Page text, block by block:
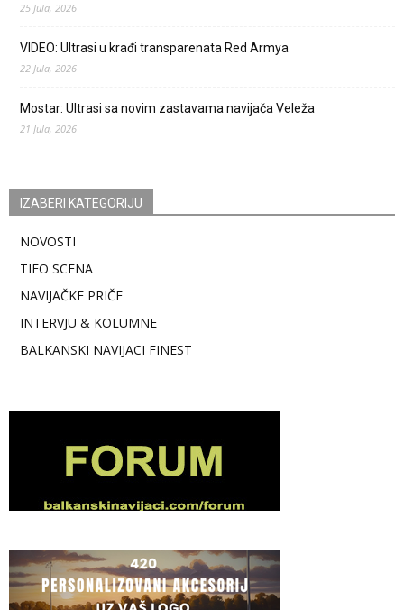
25 Jula, 2026
VIDEO: Ultrasi u krađi transparenata Red Armya
22 Jula, 2026
Mostar: Ultrasi sa novim zastavama navijača Veleža
21 Jula, 2026
IZABERI KATEGORIJU
NOVOSTI
TIFO SCENA
NAVIJAČKE PRIČE
INTERVJU & KOLUMNE
BALKANSKI NAVIJACI FINEST